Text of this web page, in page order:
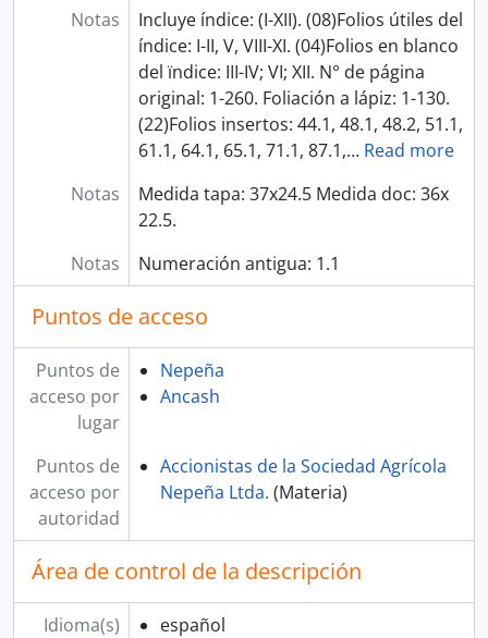
Notas
Incluye índice: (I-XII). (08)Folios útiles del
índice: I-II, V, VIII-XI. (04)Folios en blanco
del ïndice: III-IV; VI; XII. N° de página
original: 1-260. Foliación a lápiz: 1-130.
(22)Folios insertos: 44.1, 48.1, 48.2, 51.1,
61.1, 64.1, 65.1, 71.1, 87.1,… Read more
Notas
Medida tapa: 37x24.5 Medida doc: 36x
22.5.
Notas
Numeración antigua: 1.1
Puntos de acceso
Puntos de
acceso por
lugar
Nepeña
Ancash
Puntos de
acceso por
autoridad
Accionistas de la Sociedad Agrícola
Nepeña Ltda. (Materia)
Área de control de la descripción
Idioma(s)
español